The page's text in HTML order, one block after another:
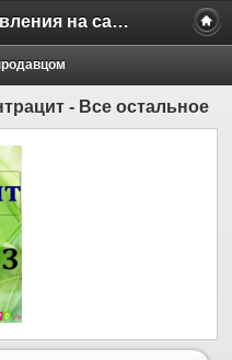
Бесплатные объявления на сайте MILAMO.ru
- Все остальное